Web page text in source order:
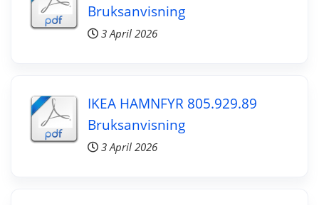
Bruksanvisning
3 April 2026
IKEA HAMNFYR 805.929.89
Bruksanvisning
3 April 2026